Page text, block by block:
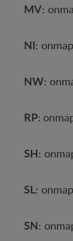
MV:
NI:
NW:
RP:
SH:
SL:
SN: